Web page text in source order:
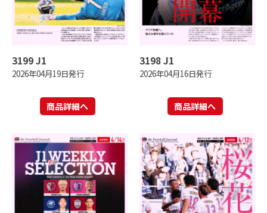
3199 J1
2026年04月19日発行
商品詳細へ
3198 J1
2026年04月16日発行
商品詳細へ